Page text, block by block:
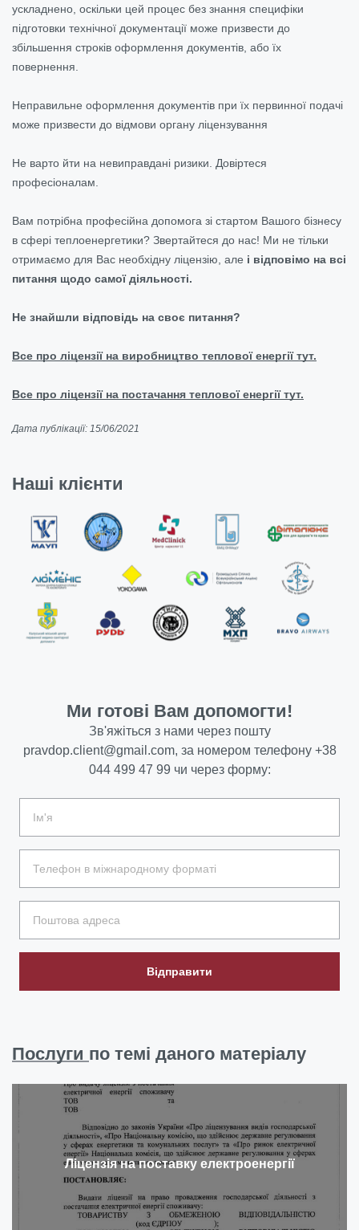
ускладнено, оскільки цей процес без знання специфіки
підготовки технічної документації може призвести до
збільшення строків оформлення документів, або їх
повернення.
Неправильне оформлення документів при їх первинної подачі
може призвести до відмови органу ліцензування
Не варто йти на невиправдані ризики. Довіртеся
професіоналам.
Вам потрібна професійна допомога зі стартом Вашого бізнесу
в сфері теплоенергетики? Звертайтеся до нас! Ми не тільки
отримаємо для Вас необхідну ліцензію, але і відповімо на всі
питання щодо самої діяльності.
Не знайшли відповідь на своє питання?
Все про ліцензії на виробництво теплової енергії тут.
Все про ліцензії на постачання теплової енергії тут.
Дата публікації: 15/06/2021
Наші клієнти
Ми готові Вам допомогти!
Зв'яжіться з нами через пошту
pravdop.client@gmail.com, за номером телефону +38
044 499 47 99 чи через форму:
Відправити
Послуги по темі даного матеріалу
Ліцензія на поставку електроенергії